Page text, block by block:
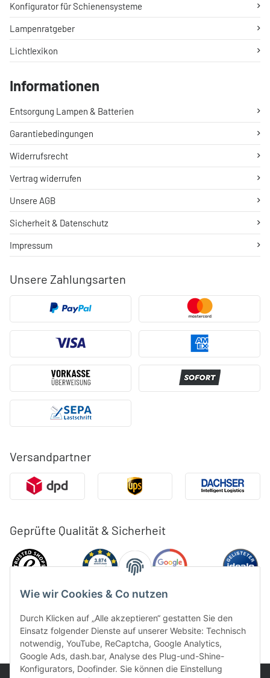
Wie wir Cookies & Co nutzen
Durch Klicken auf „Alle akzeptieren“ gestatten Sie den
Einsatz folgender Dienste auf unserer Website: Technisch
notwendig, YouTube, ReCaptcha, Google Analytics,
Google Ads, dash.bar, Analyse des Plug-und-Shine-
Konfigurators, Doofinder. Sie können die Einstellung
Unsere Zahlungsarten
Versandpartner
Geprüfte Qualität & Sicherheit
Konfigurator für Schienensysteme
Lampenratgeber
Lichtlexikon
Informationen
Entsorgung Lampen & Batterien
Garantiebedingungen
Widerrufsrecht
Vertrag widerrufen
Unsere AGB
Sicherheit & Datenschutz
Impressum